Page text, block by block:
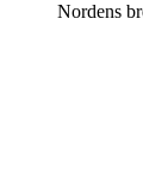
Nordens